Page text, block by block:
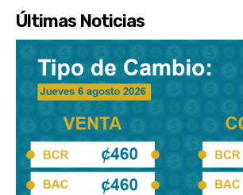
Últimas Noticias